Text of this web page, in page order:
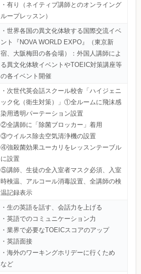
・有り（ネイティブ講師とのオンライング
ループレッスン）
・世界各国の異文化体験する国際交流イベ
ント『NOVA WORLD EXPO』（東京新
宿、大阪梅田の各会場）：外国人講師によ
る異文化体験イベントやTOEIC対策講座等
の各イベント開催
・次世代英会話スクール校舎「ハイジェニ
ック化（衛生対策）」①全ルームに飛沫感
染用透明パーテーション設置
②全講師に「除菌ブロッカー」着用
③ウイルス除去空気清浄機の設置
④強殺菌効果ユーカリをレッスンテーブル
に設置
⑤講師、生徒の全入室者マスク必須、入室
時検温、アルコール消毒設置、全講師の検
温記録表示
・生の英語を話す、会話力を上げる
・英語でのコミュニケーション力
・業界で必要なTOEICスコアのアップ
・英語面接
・海外のワーキングホリデーに行くため
など